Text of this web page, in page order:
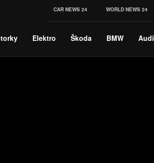
CAR NEWS 24 WORLD NEWS 24
Elektro Škoda BMW Audi